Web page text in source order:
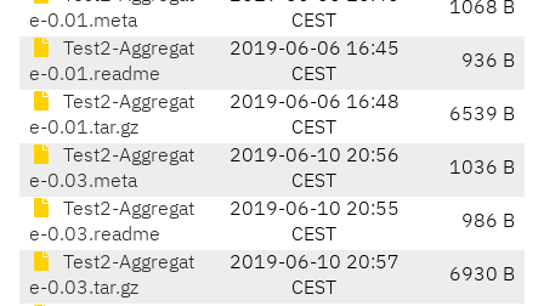
e-0.01.meta
CEST
1068 B
Test2-Aggregat
e-0.01.readme
2019-06-06 16:45
CEST
936 B
Test2-Aggregat
e-0.01.tar.gz
2019-06-06 16:48
CEST
6539 B
Test2-Aggregat
e-0.03.meta
2019-06-10 20:56
CEST
1036 B
Test2-Aggregat
e-0.03.readme
2019-06-10 20:55
CEST
986 B
Test2-Aggregat
e-0.03.tar.gz
2019-06-10 20:57
CEST
6930 B